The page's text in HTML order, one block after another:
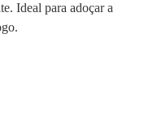
Ideal para adoçar a